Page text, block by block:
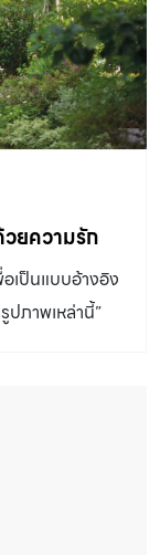
ยความรัก
เป็นแบบอ้างอิง
ภาพเหล่านี้”